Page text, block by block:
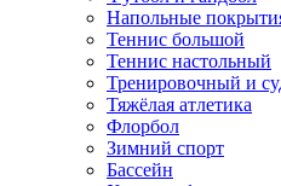
Напольные
Теннис большой
Теннис настольный
Тренировочный и
Тяжёлая атлетика
Флорбол
Зимний спорт
Бассейн